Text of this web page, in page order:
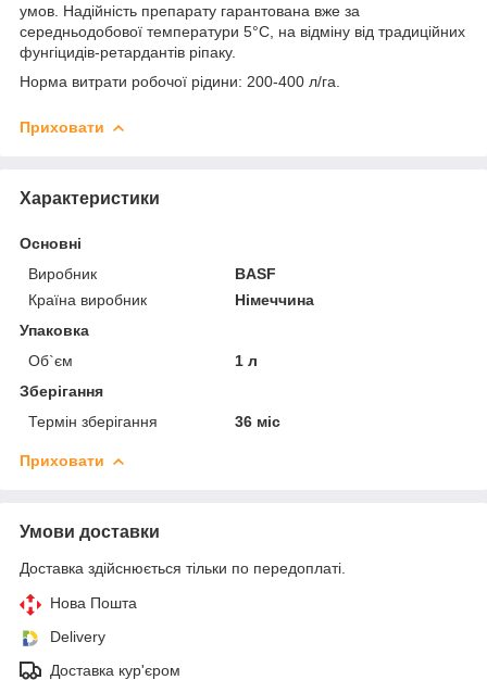
умов. Надійність препарату гарантована вже за
середньодобової температури 5°С, на відміну від традиційних
фунгіцидів-ретардантів ріпаку.
Норма витрати робочої рідини: 200-400 л/га.
Приховати
Характеристики
Основні
Виробник
BASF
Країна виробник
Німеччина
Упаковка
Об`єм
1 л
Зберігання
Термін зберігання
36 міс
Приховати
Умови доставки
Доставка здійснюється тільки по передоплаті.
Нова Пошта
Delivery
Доставка кур'єром